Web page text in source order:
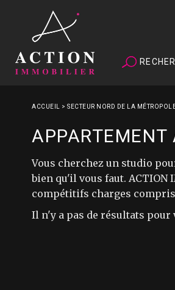
ACCUEIL > SECTEUR NORD DE LA
APPARTEMENT
Vous cherchez un studio
bien qu'il vous faut.
compétitifs charges
Il n'y a pas de résultats pour